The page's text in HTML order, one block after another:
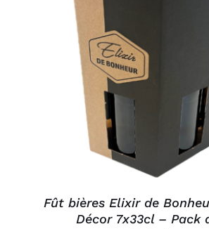
AJOUTER AU PANIER
DÉTAILS
Fût bières Elixir de
Décor 7x33cl – Pack